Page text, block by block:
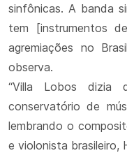
sinfônicas. A banda
tem [instrumentos
agremiações no
observa.
“Villa Lobos dizia
conservatório de
lembrando o
e violonista brasileiro,